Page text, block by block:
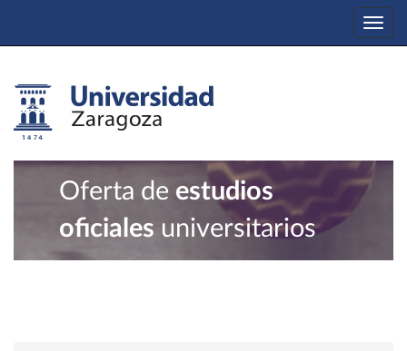
Oferta de estudios
oficiales universitarios